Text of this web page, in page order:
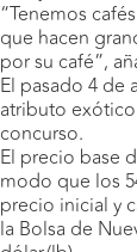
“Tenemos
que hacen
por su café”,
El pasado 4 de
atributo
concurso.
El precio base
modo que los
precio inicial y
la Bolsa de